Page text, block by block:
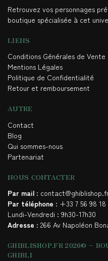
Retrouvez vos personnages
boutique spécialisée à cet
LIENS
Conditions Générales de Vente
Mentions Légales
Politique de Confidentialité
Retour et remboursement
AUTRE
Contact
Blog
Qui sommes-nous
Partenariat
NOUS CONTACTER
Par mail :
Par téléphone : +33 7 56 98 18
Lundi-Vendredi : 9h30-17h30
Adresse : 266 Av Napoléon
GHIBLISHOP.FR 2026© –
GHIBLI